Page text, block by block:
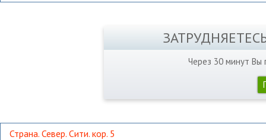
Через 30 минут Вы
Страна. Север. Сити. кор. 5